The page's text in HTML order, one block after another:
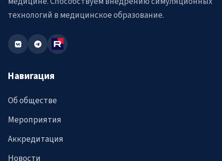
технологий в медицинское образование.
Навигация
Об обществе
Мероприятия
Аккредитация
Новости